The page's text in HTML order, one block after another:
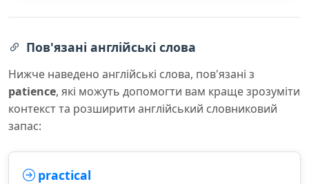
Пов'язані англійські слова
Нижче наведено англійські слова, пов'язані з
patience, які можуть допомогти вам краще зрозуміти
контекст та розширити англійський словниковий
запас:
practical